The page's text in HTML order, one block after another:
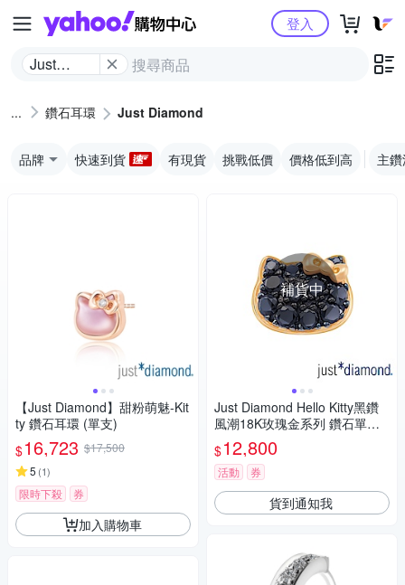
Yahoo購物中心
Just
登入
鑽石耳環 Just Diamond
品牌 快速到貨 有現貨 挑戰低價 價格低到高 主
【Just Diamond】甜粉萌魅-Kit
ty 鑽石耳環 (單支)
$16,723 $17,500
5 (1)
限時下殺 券
加入購物車
補貨中
Just Diamond Hello Kitty黑鑽
風潮18K玫瑰金系列 鑽石單耳
耳環
$12,800
活動 券
貨到通知我